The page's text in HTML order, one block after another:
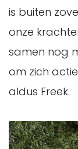
is buiten
onze
samen nog
om zich
aldus Freek.